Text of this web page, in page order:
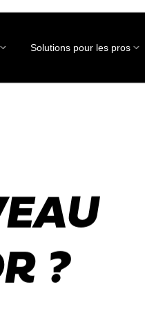
Solutions pour les pros
?